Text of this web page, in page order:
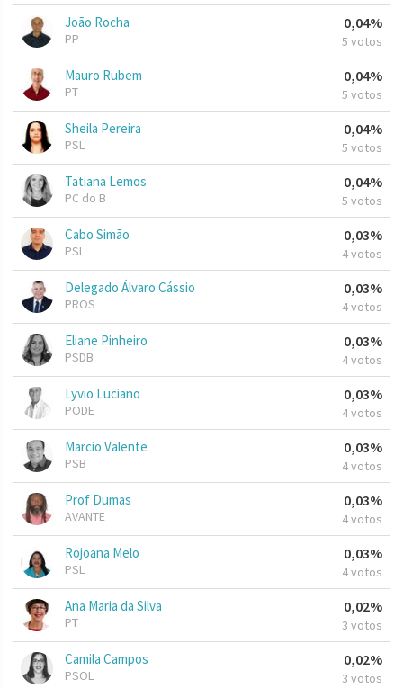
João Rocha
PP
0,04%
5 votos
Mauro Rubem
PT
0,04%
5 votos
Sheila Pereira
PSL
0,04%
5 votos
Tatiana Lemos
PC do B
0,04%
5 votos
Cabo Simão
PSL
0,03%
4 votos
Delegado Álvaro Cássio
PROS
0,03%
4 votos
Eliane Pinheiro
PSDB
0,03%
4 votos
Lyvio Luciano
PODE
0,03%
4 votos
Marcio Valente
PSB
0,03%
4 votos
Prof Dumas
AVANTE
0,03%
4 votos
Rojoana Melo
PSL
0,03%
4 votos
Ana Maria da Silva
PT
0,02%
3 votos
Camila Campos
PSOL
0,02%
3 votos